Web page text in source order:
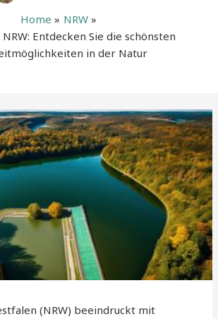
Home
NRW
Entdecken Sie die schönsten
in der Natur
(NRW) beeindruckt mit